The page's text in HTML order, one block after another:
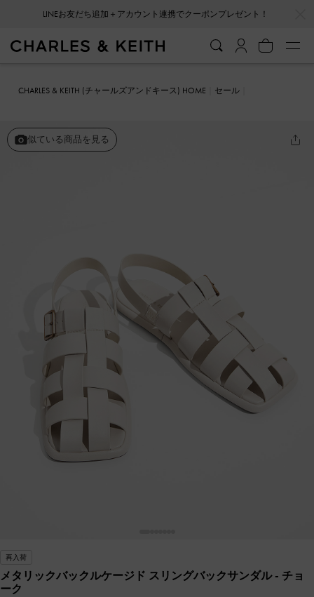
会員登録＋ニュースレター登録で10%OFFクーポンプレゼント！
CHARLES & KEITH (チャールズアンドキース) HOME
セール
似ている商品を見る
再入荷
メタリックバックルケージド スリングバックサンダル- チョ
ーク